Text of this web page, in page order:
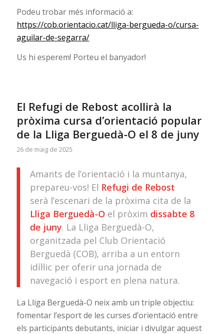
Podeu trobar més informació a:
https://cob.orientacio.cat/lliga-bergueda-o/cursa-
aguilar-de-segarra/
Us hi esperem! Porteu el banyador!
El Refugi de Rebost acollirà la
pròxima cursa d’orientació popular
de la Lliga Berguedà-O el 8 de juny
26 de maig de 2025
Amants de l’orientació i la muntanya,
prepareu-vos! El Refugi de Rebost
serà l’escenari de la pròxima cita de la
Lliga Berguedà-O el pròxim dissabte 8
de juny. La Lliga Berguedà-O,
organitzada pel Club Orientació
Berguedà (COB), arriba a un entorn
idíl·lic per oferir una jornada de
navegació i esport en plena natura.
La Lliga Berguedà-O neix amb un triple objectiu:
fomentar l’esport de les curses d’orientació entre
els participants debutants, iniciar i divulgar aquest